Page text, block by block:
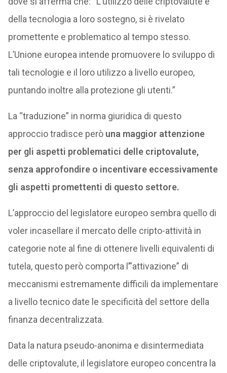
della tecnologia a loro sostegno, si è rivelato
promettente e problematico al tempo stesso.
L’Unione europea intende promuovere lo sviluppo di
tali tecnologie e il loro utilizzo a livello europeo,
puntando inoltre alla protezione gli utenti.”
La “traduzione” in norma giuridica di questo
approccio tradisce peròuna maggior attenzione
per gli aspetti problematici delle criptovalute,
senza approfondire o incentivare eccessivamente
gli aspetti promettenti di questo settore.
L’approccio del legislatore europeo sembra quello di
voler incasellare il mercato delle cripto-attività in
categorie note al fine di ottenere livelli equivalenti di
tutela, questo però comporta l’”attivazione” di
meccanismi estremamente difficili da implementare
a livello tecnico date le specificità del settore della
finanza decentralizzata.
Data la natura pseudo-anonima e disintermediata
delle criptovalute, il legislatore europeo concentra la